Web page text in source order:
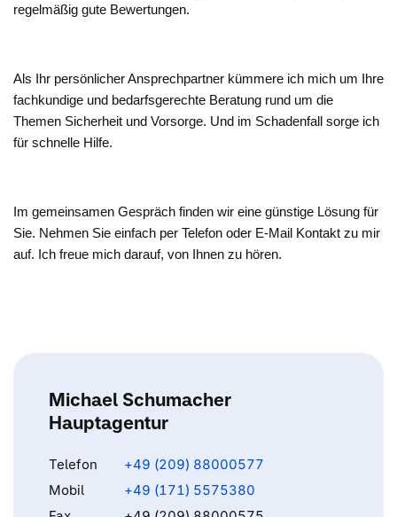
regelmäßig gute Bewertungen.
Als Ihr persönlicher Ansprechpartner kümmere ich mich um Ihre
fachkundige und bedarfsgerechte Beratung rund um die
Themen Sicherheit und Vorsorge. Und im Schadenfall sorge ich
für schnelle Hilfe.
Im gemeinsamen Gespräch finden wir eine günstige Lösung für
Sie. Nehmen Sie einfach per Telefon oder E-Mail Kontakt zu mir
auf. Ich freue mich darauf, von Ihnen zu hören.
Michael Schumacher
Hauptagentur
Telefon
+49 (209) 88000577
Mobil
+49 (171) 5575380